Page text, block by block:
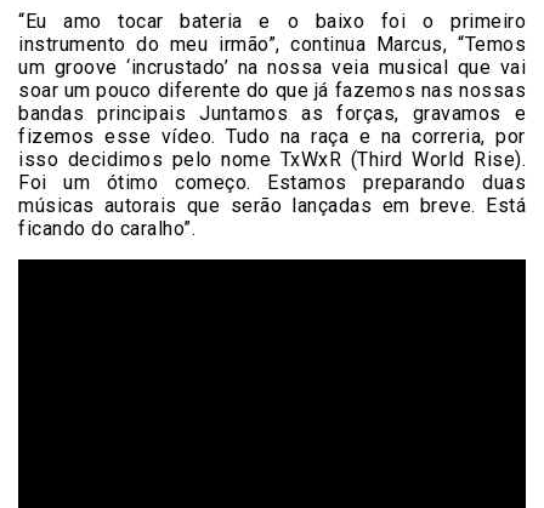
“Eu amo tocar bateria e o baixo foi o primeiro
instrumento do meu irmão”, continua Marcus, “Temos
um groove ‘incrustado’ na nossa veia musical que vai
soar um pouco diferente do que já fazemos nas nossas
bandas principais Juntamos as forças, gravamos e
fizemos esse vídeo. Tudo na raça e na correria, por
isso decidimos pelo nome TxWxR (Third World Rise).
Foi um ótimo começo. Estamos preparando duas
músicas autorais que serão lançadas em breve. Está
ficando do caralho”.